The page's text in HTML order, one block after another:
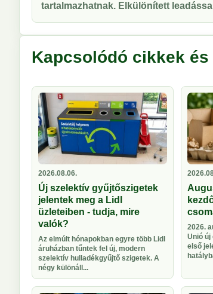
tartalmazhatnak. Elkülönített
Kapcsolódó cikkek
2026.08.06.
Új szelektív gyűjtőszigetek
jelentek meg a Lidl
üzleteiben - tudja, mire
valók?
Az elmúlt hónapokban egyre több Lidl
áruházban tűntek fel új, modern
szelektív hulladékgyűjtő szigetek. A
négy különáll...
2026.
Unió új
első